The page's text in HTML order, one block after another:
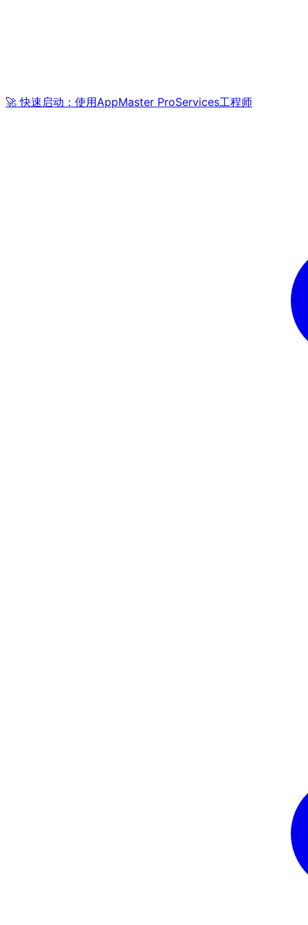
🚀 快速启动：使用AppMaster ProServices工程师